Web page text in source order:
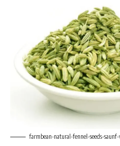
farmbean-natural-fennel-seeds-